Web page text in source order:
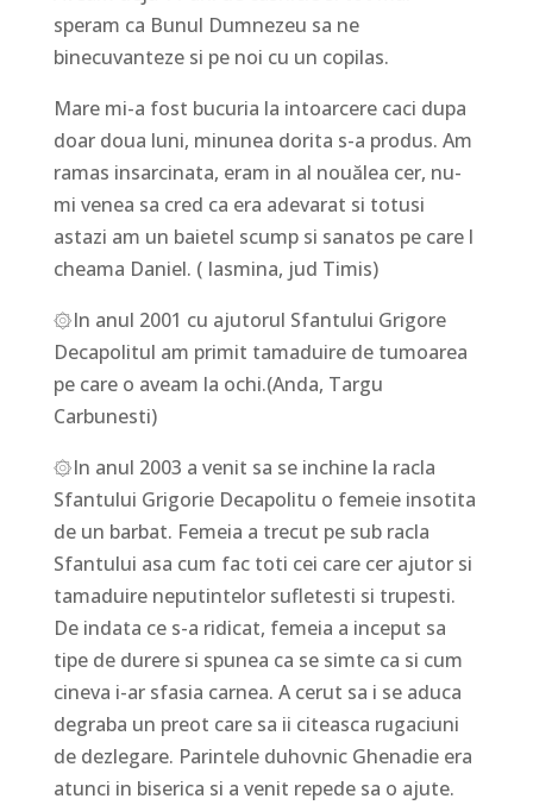
speram ca Bunul Dumnezeu sa ne
binecuvanteze si pe noi cu un copilas.
Mare mi-a fost bucuria la intoarcere caci dupa
doar doua luni, minunea dorita s-a produs. Am
ramas insarcinata, eram in al nouălea cer, nu-
mi venea sa cred ca era adevarat si totusi
astazi am un baietel scump si sanatos pe care l
cheama Daniel. ( Iasmina, jud Timis)
۞In anul 2001 cu ajutorul Sfantului Grigore
Decapolitul am primit tamaduire de tumoarea
pe care o aveam la ochi.(Anda, Targu
Carbunesti)
۞In anul 2003 a venit sa se inchine la racla
Sfantului Grigorie Decapolitu o femeie insotita
de un barbat. Femeia a trecut pe sub racla
Sfantului asa cum fac toti cei care cer ajutor si
tamaduire neputintelor sufletesti si trupesti.
De indata ce s-a ridicat, femeia a inceput sa
tipe de durere si spunea ca se simte ca si cum
cineva i-ar sfasia carnea. A cerut sa i se aduca
degraba un preot care sa ii citeasca rugaciuni
de dezlegare. Parintele duhovnic Ghenadie era
atunci in biserica si a venit repede sa o ajute.